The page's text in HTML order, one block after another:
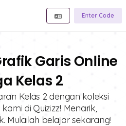
Enter Code
Garis Online
Kelas 2
Kelas 2 dengan koleksi
di Quizizz! Menarik,
Mulailah belajar sekarang!